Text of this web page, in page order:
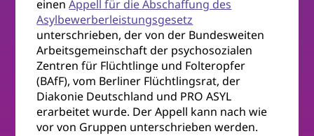
einenAppell für die Abschaffung des
Asylbewerberleistungsgesetz
unterschrieben, der von der Bundesweiten
Arbeitsgemeinschaft der psychosozialen
Zentren für Flüchtlinge und Folteropfer
(BAfF), vom Berliner Flüchtlingsrat, der
Diakonie Deutschland und PRO ASYL
erarbeitet wurde. Der Appell kann nach wie
vor von Gruppen unterschrieben werden.